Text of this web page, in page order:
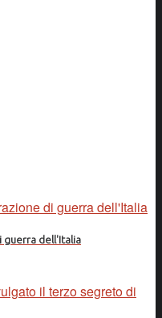
guerra dell'Italia